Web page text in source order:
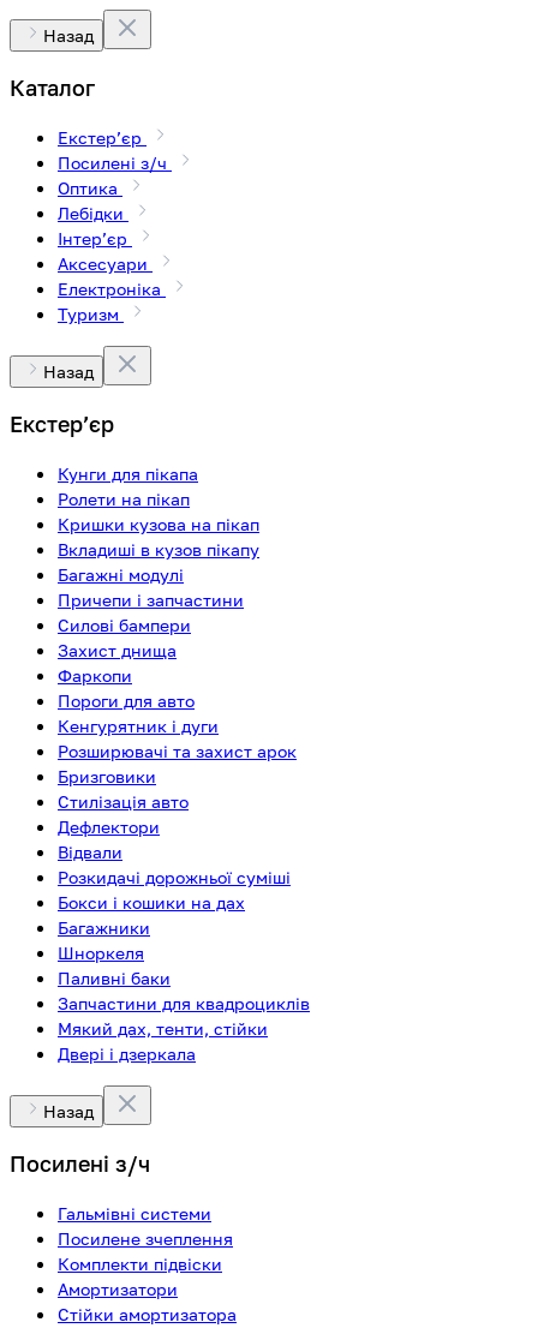
Назад
Каталог
Екстерʼєр
Посилені з/ч
Оптика
Лебідки
Інтерʼєр
Аксесуари
Електроніка
Туризм
Назад
Екстерʼєр
Кунги для пікапа
Ролети на пікап
Кришки кузова на пікап
Вкладиші в кузов пікапу
Багажні модулі
Причепи і запчастини
Силові бампери
Захист днища
Фаркопи
Пороги для авто
Кенгурятник і дуги
Розширювачі та захист арок
Бризговики
Стилізація авто
Дефлектори
Відвали
Розкидачі дорожньої суміші
Бокси і кошики на дах
Багажники
Шноркеля
Паливні баки
Запчастини для квадроциклів
Мякий дах, тенти, стійки
Двері і дзеркала
Назад
Посилені з/ч
Гальмівні системи
Посилене зчеплення
Комплекти підвіски
Амортизатори
Стійки амортизатора